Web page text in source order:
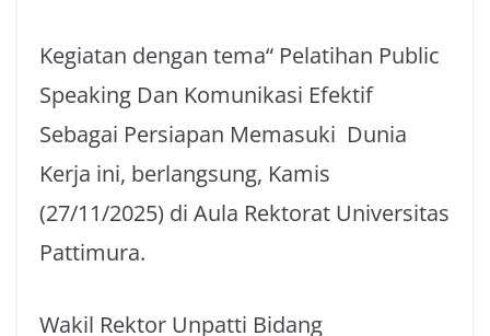
Kegiatan dengan tema“ Pelatihan Public
Speaking Dan Komunikasi Efektif
Sebagai Persiapan Memasuki Dunia
Kerja ini, berlangsung, Kamis
(27/11/2025) di Aula Rektorat Universitas
Pattimura.
Wakil Rektor Unpatti Bidang